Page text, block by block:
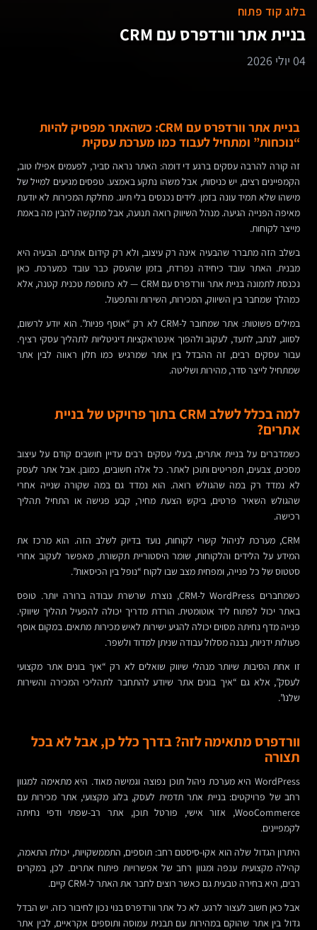
בלוג קוד פתוח
בניית אתר וורדפרס עם CRM
04 יולי 2026
בניית אתר וורדפרס עם CRM: כשהאתר מפסיק להיות
“נוכחות” ומתחיל לעבוד כמו מערכת עסקית
זה קורה להרבה עסקים ברגע די דומה: האתר נראה סביר, לפעמים אפילו טוב,
הקמפיינים רצים, יש כניסות, אבל משהו נתקע באמצע. טפסים מגיעים למייל של
מישהו שלא תמיד עונה בזמן. לידים נכנסים בלי תיוג. מחלקת המכירות לא יודעת
מאיפה הפנייה הגיעה. מנהל השיווק רואה תנועה, אבל מתקשה להבין מה באמת
מייצר לקוחות.
בשלב הזה מתברר שהבעיה אינה רק עיצוב, ולא רק קידום אתרים. הבעיה היא
מבנית. האתר עובד כיחידה נפרדת, בזמן שהעסק כבר עובד כמערכת. כאן
נכנסת לתמונה בניית אתר וורדפרס עם CRM — לא כתוספת טכנית קטנה, אלא
כמהלך שמחבר בין השיווק, המכירות, השירות והתפעול.
במילים פשוטות: אתר שמחובר ל-CRM לא רק “אוסף פניות”. הוא יודע לרשום,
לסווג, לנתב, לתעד, לעקוב ולהפוך אינטראקציות דיגיטליות לתהליך עסקי רציף.
עבור עסקים רבים, זה ההבדל בין אתר שמרגיש כמו חלון ראווה לבין אתר
שמתחיל לייצר סדר, מהירות ושליטה.
למה בכלל לשלב CRM בתוך פרויקט של בניית
אתרים?
כשמדברים על בניית אתרים, בעלי עסקים רבים עדיין חושבים קודם על עיצוב
מסכים, צבעים, תפריטים ותוכן לאתר. כל אלה חשובים, כמובן. אבל אתר לעסק
לא נמדד רק במה שהגולש רואה. הוא נמדד גם במה שקורה שנייה אחרי
שהגולש השאיר פרטים, ביקש הצעת מחיר, קבע פגישה או התחיל תהליך
רכישה.
CRM, מערכת לניהול קשרי לקוחות, נועד בדיוק לשלב הזה. הוא מרכז את
המידע על הלידים והלקוחות, שומר היסטוריית תקשורת, מאפשר לעקוב אחרי
סטטוס של כל פנייה, ומפחית מצב שבו לקוח “נופל בין הכיסאות”.
כשמחברים WordPress ל-CRM, נוצרת שרשרת עבודה ברורה יותר. טופס
באתר יכול לפתוח ליד אוטומטית. הורדת מדריך יכולה להפעיל תהליך שיווקי.
פנייה מדף נחיתה מסוים יכולה להגיע ישירות לאיש מכירות מתאים. במקום אוסף
פעולות ידניות, נבנה מסלול עבודה שניתן למדוד ולשפר.
זו אחת הסיבות שיותר מנהלי שיווק שואלים לא רק “איך בונים אתר מקצועי
לעסק”, אלא גם “איך בונים אתר שיודע להתחבר לתהליכי המכירה והשירות
שלנו”.
וורדפרס מתאימה לזה? בדרך כלל כן, אבל לא בכל
תצורה
WordPress היא מערכת ניהול תוכן נפוצה וגמישה מאוד. היא מתאימה למגוון
רחב של פרויקטים: בניית אתר תדמית לעסק, בלוג מקצועי, אתר מכירות עם
WooCommerce, אזור אישי, פורטל תוכן, אתר רב-שפתי ודפי נחיתה
לקמפיינים.
היתרון הגדול שלה הוא אקו-סיסטם רחב: תוספים, התממשקויות, יכולת התאמה,
קהילה מקצועית ענפה ומגוון רחב של אפשרויות פיתוח אתרים. לכן, במקרים
רבים, היא בחירה טבעית גם כאשר רוצים לחבר את האתר ל-CRM קיים.
אבל כאן חשוב לעצור לרגע. לא כל אתר וורדפרס בנוי נכון לחיבור כזה. יש הבדל
גדול בין אתר שהוקם במהירות עם תבנית עמוסה ותוספים אקראיים, לבין אתר